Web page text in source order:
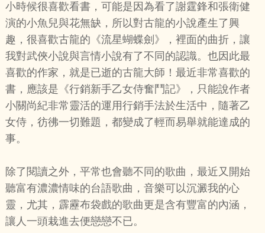
小時候很喜歡看書，可能是因為看了謝霆鋒和張衛健
演的小魚兒與花無缺，所以對古龍的小說產生了興
趣，很喜歡古龍的《流星蝴蝶劍》，裡面的曲折，讓
我對武俠小說與言情小說有了不同的認識。也因此最
喜歡的作家，就是已逝的古龍大師！最近非常喜歡的
書，應該是《行銷新手乙女侍奮鬥記》，只能說作者
小關尚紀非常靈活的運用行銷手法於生活中，隨著乙
女侍，彷彿一切難題，都變成了輕而易舉就能達成的
事。
除了閱讀之外，平常也會聽不同的歌曲，最近又開始
聽富有濃濃情味的台語歌曲，音樂可以沉澱我的心
靈，尤其，霹靂布袋戲的歌曲更是含有豐富的內涵，
讓人一頭栽進去便戀戀不已。